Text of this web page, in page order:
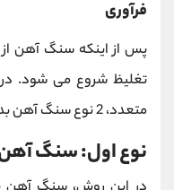
فرآوری
پس از اینکه سنگ آهن از
تغلیظ شروع می شود. در
متعدد، 2 نوع سنگ آهن بدست می آید:
نوع اول: سنگ